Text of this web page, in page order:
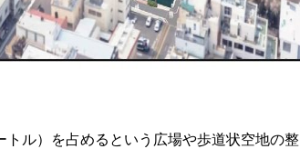
ル）を占めるという広場や歩道状空地の整